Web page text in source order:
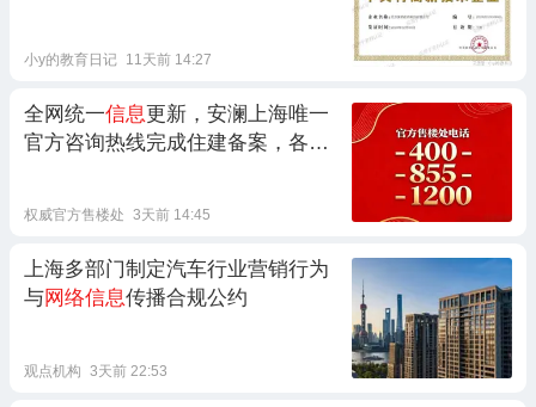
小y的教育日记 11天前 14:27
全网统一信息更新，安澜上海唯一
官方咨询热线完成住建备案，各类
权威官方售楼处 3天前 14:45
上海多部门制定汽车行业营销行为
与网络信息传播合规公约
观点机构 3天前 22:53